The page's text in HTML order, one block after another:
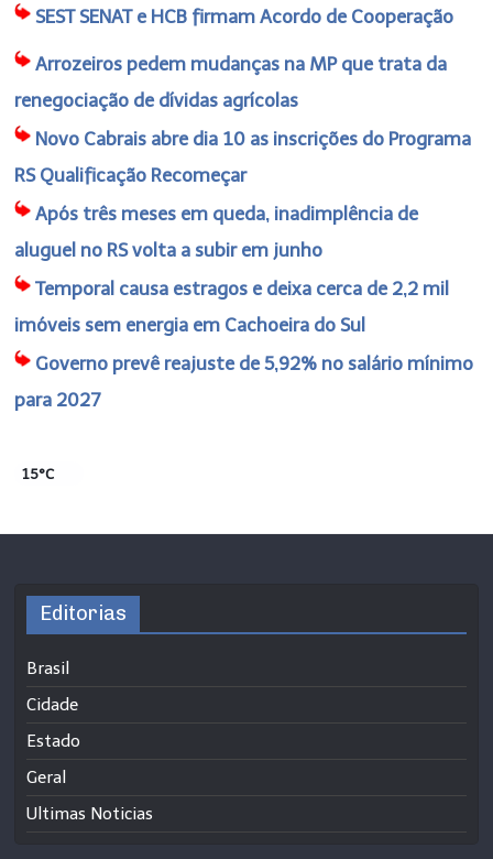
SEST SENAT e HCB firmam Acordo de Cooperação
Arrozeiros pedem mudanças na MP que trata da
renegociação de dívidas agrícolas
Novo Cabrais abre dia 10 as inscrições do Programa
RS Qualificação Recomeçar
Após três meses em queda, inadimplência de
aluguel no RS volta a subir em junho
Temporal causa estragos e deixa cerca de 2,2 mil
imóveis sem energia em Cachoeira do Sul
Governo prevê reajuste de 5,92% no salário mínimo
para 2027
15°C
Editorias
Brasil
Cidade
Estado
Geral
Ultimas Noticias